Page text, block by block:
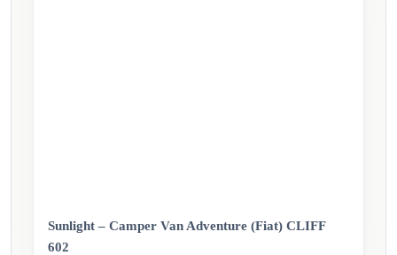
Sunlight – Camper Van Adventure (Fiat) CLIFF
602